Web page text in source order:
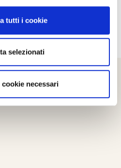
tutti i cookie
selezionati
cookie necessari